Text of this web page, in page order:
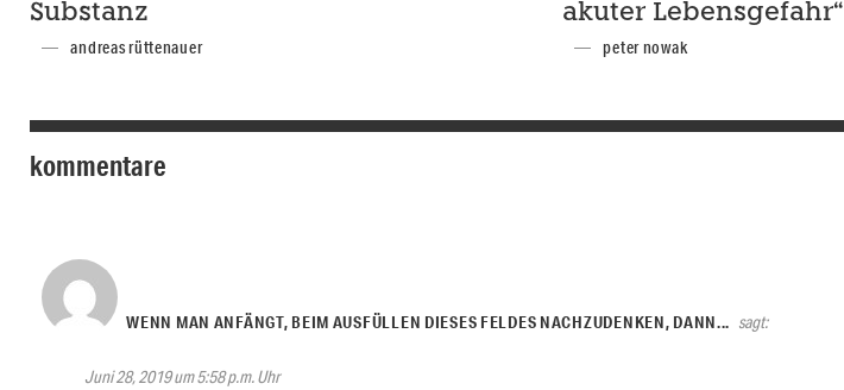
Substanz
andreas rüttenauer
akuter Lebensgefahr“
peter nowak
kommentare
WENN MAN ANFÄNGT, BEIM AUSFÜLLEN DIESES FELDES NACHZUDENKEN, DANN... sagt:
Juni 28, 2019 um 5:58 p.m. Uhr